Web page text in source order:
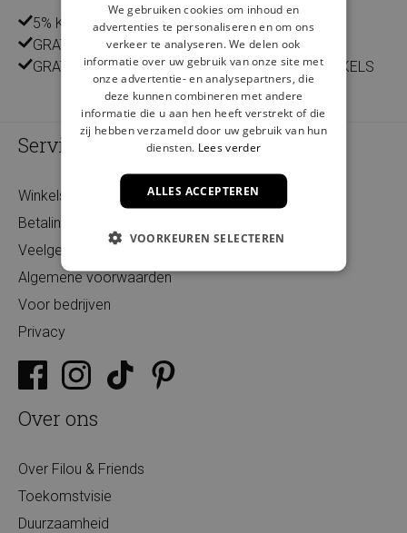
5% KLANTENKORTING
GRATIS THUISLEVERING VANAF €75
GRATIS LEVERING EN RETOUR IN ONZE 14 WINKELS
Service
Winkels
Betaling
Veelgestelde vragen
Algemene voorwaarden
Voor bedrijven
Privacy
Over ons
Over Filou & Friends
Toekomstvisie
Duurzaamheid
We gebruiken cookies om inhoud en
advertenties te personaliseren en om ons
verkeer te analyseren. We delen ook
informatie over uw gebruik van onze site met
onze advertentie- en analysepartners, die
deze kunnen combineren met andere
informatie die u aan hen heeft verstrekt of die
zij hebben verzameld door uw gebruik van hun
diensten. Lees verder
ALLES ACCEPTEREN
VOORKEUREN SELECTEREN